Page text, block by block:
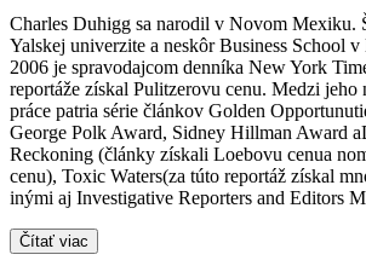
Charles Duhigg sa narodil v Novom Mexiku.
Yalskej univerzite a neskôr Business School
2006 je spravodajcom denníka New York
reportáže získal Pulitzerovu cenu. Medzi jeho
práce patria série článkov Golden
George Polk Award, Sidney Hillman Award
Reckoning (články získali Loebovu cenua
cenu), Toxic Waters(za túto reportáž získal
inými aj Investigative Reporters and Editors
Čítať viac